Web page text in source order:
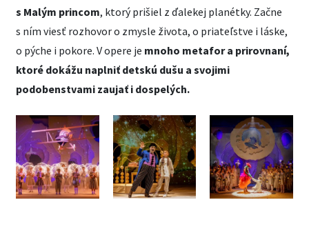
s Malým princom, ktorý prišiel z ďalekej planétky. Začne
s ním viesť rozhovor o zmysle života, o priateľstve i láske,
o pýche i pokore. V opere je mnoho metafor a prirovnaní,
ktoré dokážu naplniť detskú dušu a svojimi
podobenstvami zaujať i dospelých.